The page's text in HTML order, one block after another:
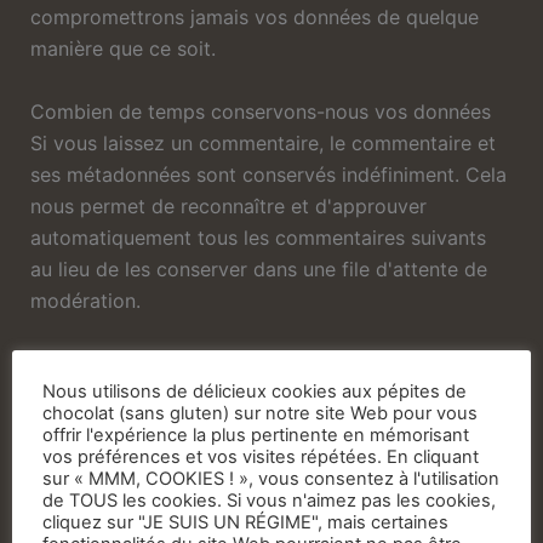
compromettrons jamais vos données de quelque
manière que ce soit.
Combien de temps conservons-nous vos données
Si vous laissez un commentaire, le commentaire et
ses métadonnées sont conservés indéfiniment. Cela
nous permet de reconnaître et d'approuver
automatiquement tous les commentaires suivants
au lieu de les conserver dans une file d'attente de
modération.
Web (le cas échéant), nous stockons également les
informations personnelles qu'ils fournissent dans
leur profil d'utilisateur. Tous les utilisateurs peuvent
voir, modifier ou supprimer leurs informations
personnelles à tout moment (sauf qu'ils ne peuvent
Nous utilisons de délicieux cookies aux pépites de
chocolat (sans gluten) sur notre site Web pour vous
offrir l'expérience la plus pertinente en mémorisant
vos préférences et vos visites répétées. En cliquant
sur « MMM, COOKIES ! », vous consentez à l'utilisation
de TOUS les cookies. Si vous n'aimez pas les cookies,
cliquez sur "JE SUIS UN RÉGIME", mais certaines